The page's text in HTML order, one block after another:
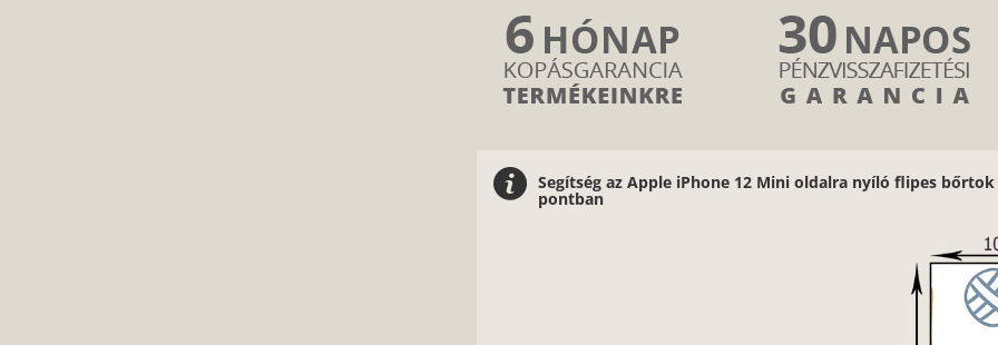
Segítség az Apple iPhone 12 Mini oldalra nyíló flipes
pontban